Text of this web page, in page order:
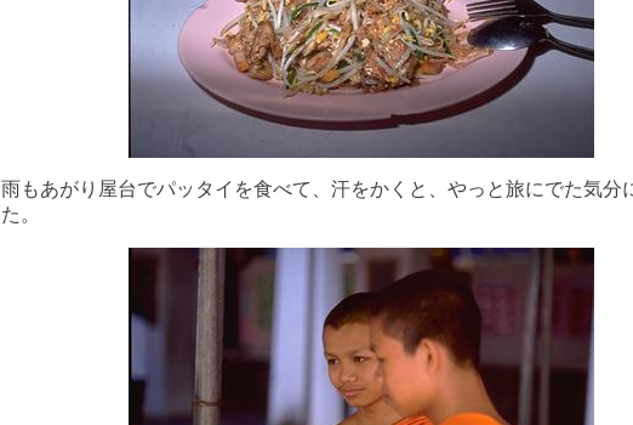
雨もあがり屋台でパッタイを食べて、汗をかくと、やっと旅にでた気分
た。